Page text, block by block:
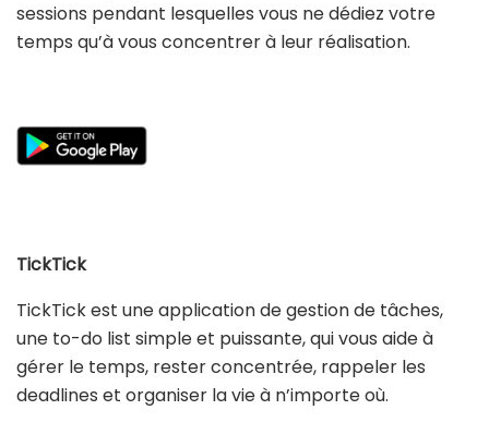
sessions pendant lesquelles vous ne dédiez votre
temps qu’à vous concentrer à leur réalisation.
TickTick
TickTick est une application de gestion de tâches,
une to-do list simple et puissante, qui vous aide à
gérer le temps, rester concentrée, rappeler les
deadlines et organiser la vie à n’importe où.